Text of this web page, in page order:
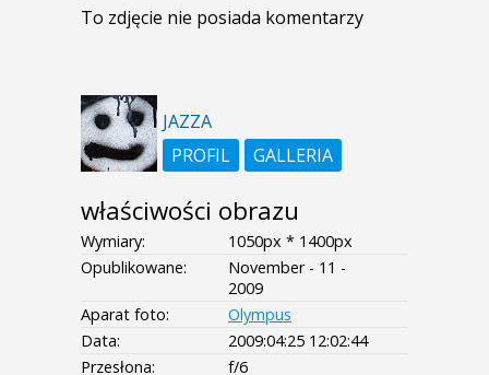
To zdjęcie nie posiada komentarzy
JAZZA
PROFIL
GALLERIA
właściwości obrazu
Wymiary:
1050px * 1400px
Opublikowane:
November - 11 -
2009
Aparat foto:
Olympus
Data:
2009:04:25 12:02:44
Przesłona:
f/6